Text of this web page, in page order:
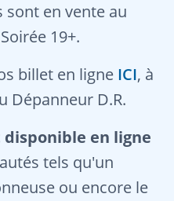
en vente au
19+.
billet en ligne ICI, à
Dépanneur D.R.
en ligne
tels qu'un
ou encore le